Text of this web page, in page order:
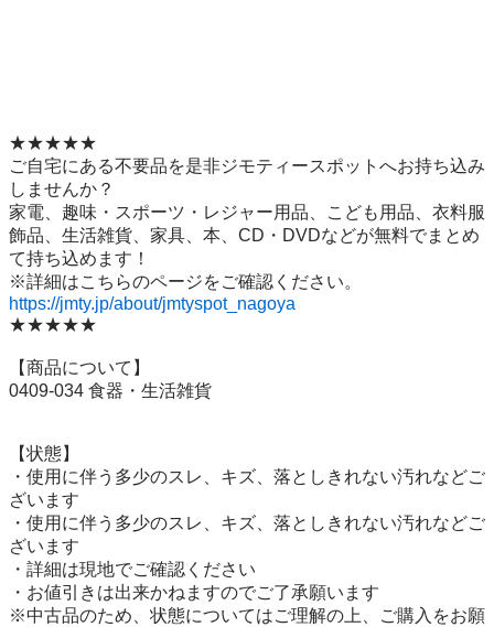
★★★★★
ご自宅にある不要品を是非ジモティースポットへお持ち込み
しませんか？
家電、趣味・スポーツ・レジャー用品、こども用品、衣料服
飾品、生活雑貨、家具、本、CD・DVDなどが無料でまとめ
て持ち込めます！
https://jmty.jp/about/jmtyspot_nagoya
★★★★★
【商品について】
0409-034 食器・生活雑貨
【状態】
・使用に伴う多少のスレ、キズ、落としきれない汚れなどご
ざいます
・使用に伴う多少のスレ、キズ、落としきれない汚れなどご
ざいます
・詳細は現地でご確認ください
・お値引きは出来かねますのでご了承願います
※中古品のため、状態についてはご理解の上、ご購入をお願